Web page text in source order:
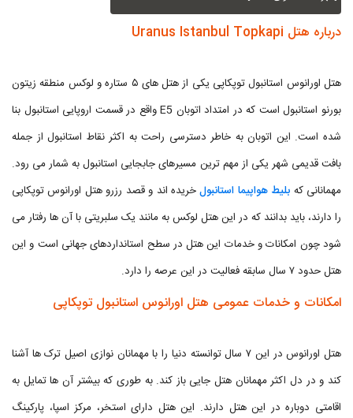
درباره هتل Uranus Istanbul Topkapi
هتل اورانوس استانبول توپکاپی یکی از هتل های ۵ ستاره و لوکس منطقه زیتون
بورنو استانبول است که در امتداد اتوبان E5 واقع در قسمت اروپایی استانبول بنا
شده است. این اتوبان به خاطر دسترسی راحت به اکثر نقاط استانبول از جمله
بافت قدیمی شهر یکی از مهم ترین مسیرهای جابجایی استانبول به شمار می رود.
مهمانانی که بلیط هواپیما استانبولخریده اند و قصد رزرو هتل اورانوس توپکاپی
را دارند، باید بدانند که در این هتل لوکس به مانند یک سلبریتی با آن ها رفتار می
شود چون امکانات و خدمات این هتل در سطح استانداردهای جهانی است و این
هتل حدود ۷ سال سابقه فعالیت در این عرصه را دارد.
امکانات و خدمات عمومی هتل اورانوس استانبول توپکاپی
هتل اورانوس در این ۷ سال توانسته دنیا را با مهمانان نوازی اصیل ترک ها آشنا
کند و در دل اکثر مهمانان هتل جایی باز کند. به طوری که بیشتر آن ها تمایل به
اقامتی دوباره در این هتل دارند. این هتل دارای استخر، مرکز اسپا، پارکینگ